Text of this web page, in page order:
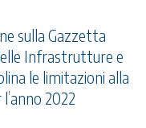
sulla Gazzetta
Infrastrutture e
le limitazioni alla
2022